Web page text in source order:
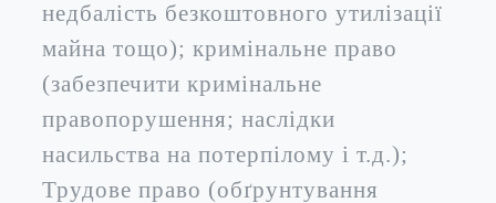
недбалість безкоштовного утилізації
майна тощо); кримінальне право
(забезпечити кримінальне
правопорушення; наслідки
насильства на потерпілому і т.д.);
Трудове право (обґрунтування